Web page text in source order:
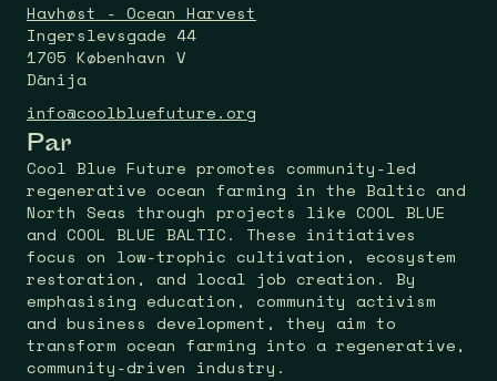
Havhøst - Ocean Harvest
Ingerslevsgade 44
1705 København V
Dānija
info@coolbluefuture.org
Par
Cool Blue Future promotes community-led
regenerative ocean farming in the Baltic and
North Seas through projects like COOL BLUE
and COOL BLUE BALTIC. These initiatives
focus on low-trophic cultivation, ecosystem
restoration, and local job creation. By
emphasising education, community activism
and business development, they aim to
transform ocean farming into a regenerative,
community-driven industry.